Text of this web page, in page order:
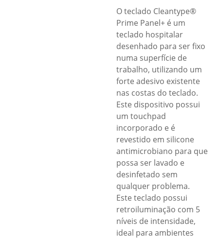
O teclado Cleantype®
Prime Panel+ é um
teclado hospitalar
desenhado para ser fixo
numa superfície de
trabalho, utilizando um
forte adesivo existente
nas costas do teclado.
Este dispositivo possui
um touchpad
incorporado e é
revestido em silicone
antimicrobiano para que
possa ser lavado e
desinfetado sem
qualquer problema.
Este teclado possui
retroiluminação com 5
níveis de intensidade,
ideal para ambientes